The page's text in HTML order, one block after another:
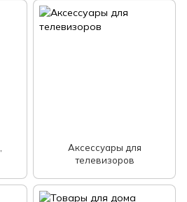
Аксессуары для
телевизоров